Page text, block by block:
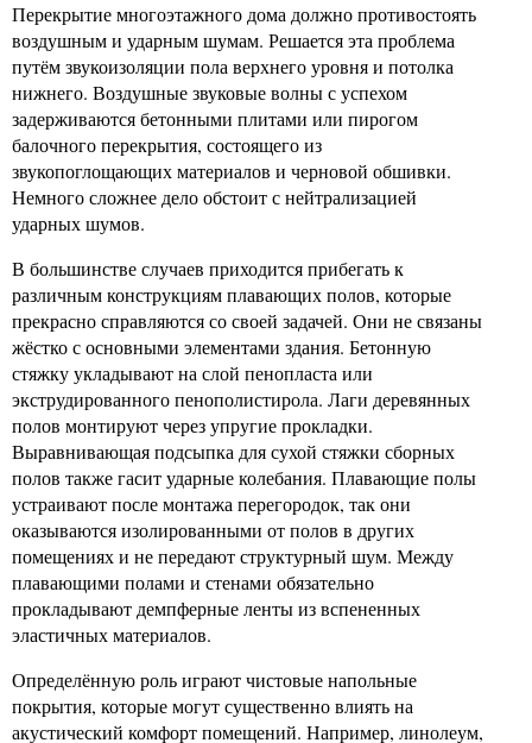
Перекрытие многоэтажного дома должно противостоять
воздушным и ударным шумам. Решается эта проблема
путём звукоизоляции пола верхнего уровня и потолка
нижнего. Воздушные звуковые волны с успехом
задерживаются бетонными плитами или пирогом
балочного перекрытия, состоящего из
звукопоглощающих материалов и черновой обшивки.
Немного сложнее дело обстоит с нейтрализацией
ударных шумов.
В большинстве случаев приходится прибегать к
различным конструкциям плавающих полов, которые
прекрасно справляются со своей задачей. Они не связаны
жёстко с основными элементами здания. Бетонную
стяжку укладывают на слой пенопласта или
экструдированного пенополистирола. Лаги деревянных
полов монтируют через упругие прокладки.
Выравнивающая подсыпка для сухой стяжки сборных
полов также гасит ударные колебания. Плавающие полы
устраивают после монтажа перегородок, так они
оказываются изолированными от полов в других
помещениях и не передают структурный шум. Между
плавающими полами и стенами обязательно
прокладывают демпферные ленты из вспененных
эластичных материалов.
Определённую роль играют чистовые напольные
покрытия, которые могут существенно влиять на
акустический комфорт помещений. Например, линолеум,